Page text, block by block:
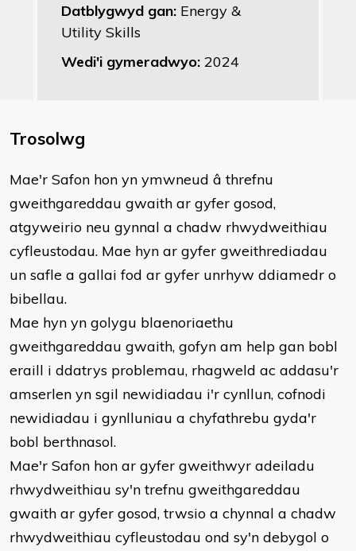
Datblygwyd gan: Energy &
Utility Skills
Wedi'i gymeradwyo: 2024
Trosolwg
Mae'r Safon hon yn ymwneud â threfnu
gweithgareddau gwaith ar gyfer gosod,
atgyweirio neu gynnal a chadw rhwydweithiau
cyfleustodau. Mae hyn ar gyfer gweithrediadau
un safle a gallai fod ar gyfer unrhyw ddiamedr o
bibellau.
Mae hyn yn golygu blaenoriaethu
gweithgareddau gwaith, gofyn am help gan bobl
eraill i ddatrys problemau, rhagweld ac addasu'r
amserlen yn sgil newidiadau i'r cynllun, cofnodi
newidiadau i gynlluniau a chyfathrebu gyda'r
bobl berthnasol.
Mae'r Safon hon ar gyfer gweithwyr adeiladu
rhwydweithiau sy'n trefnu gweithgareddau
gwaith ar gyfer gosod, trwsio a chynnal a chadw
rhwydweithiau cyfleustodau ond sy'n debygol o